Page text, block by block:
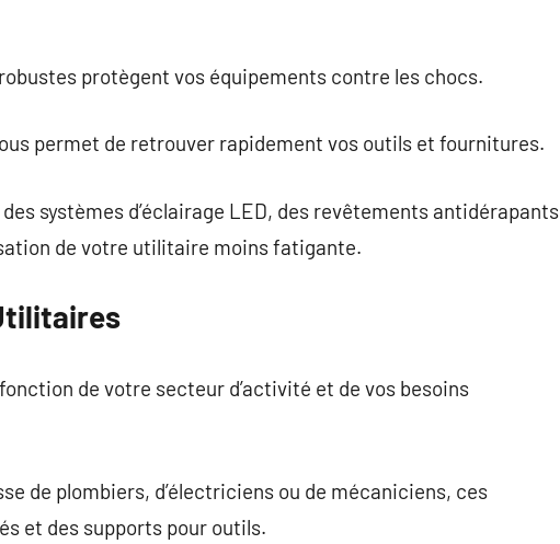
protègent vos équipements contre les chocs.
permet de retrouver rapidement vos outils et fournitures.
systèmes d’éclairage LED, des revêtements antidérapants
de votre utilitaire moins fatigante.
de votre secteur d’activité et de vos besoins
de plombiers, d’électriciens ou de mécaniciens, ces
et des supports pour outils.